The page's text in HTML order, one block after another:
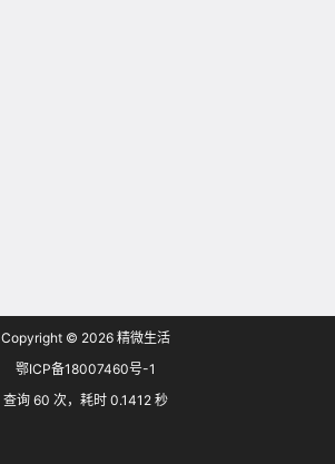
Copyright © 2026 精微生活
鄂ICP备18007460号-1
查询 60 次，耗时 0.1412 秒